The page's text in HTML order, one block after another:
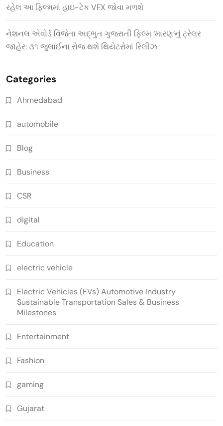
રહેલ આ ફિલ્મમાં હાઇ-ટેક VFX જોવા મળશે
નેશનલ એવોર્ડ વિજેતા અદ્ભુત ગુજરાતી ફિલ્મ ‘મારણ’નું ટ્રેલર
જાહેર: ૩૧ જુલાઈના રોજ થશે થિયેટરોમાં રિલીઝ
Categories
Ahmedabad
automobile
Blog
Business
CSR
digital
Education
electric vehicle
Electric Vehicles (EVs) Automotive Industry
Sustainable Transportation Sales & Business
Milestones
Entertainment
Fashion
gaming
Gujarat